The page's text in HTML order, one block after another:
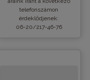
telefonszámon
érdeklődjenek:
06-20/217-46-76